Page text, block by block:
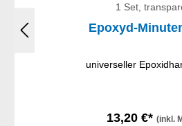
1 Set,
Epoxyd-
universeller
13,20 €* (inkl.